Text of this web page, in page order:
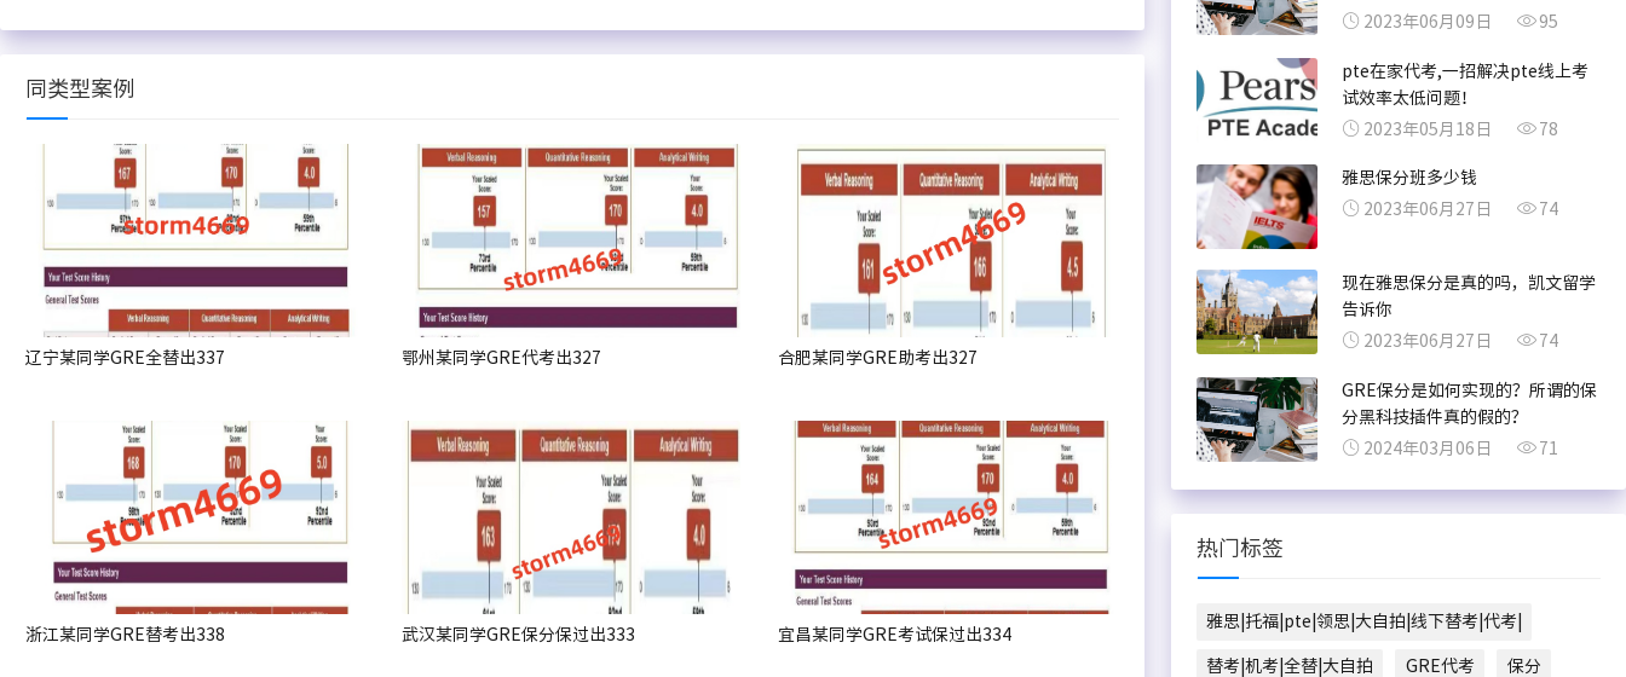
同类型案例
辽宁某同学GRE全替出337 鄂州某同学GRE代考出327 合肥某同学GRE助考出327
浙江某同学GRE替考出338 武汉某同学GRE保分保过出333 宜昌某同学GRE考试保过出334
2023年06月09日
95
pte在家代考,一招解决pte线上考
试效率太低问题！
2023年05月18日
78
雅思保分班多少钱
2023年06月27日
74
现在雅思保分是真的吗，凯文留学
告诉你
2023年06月27日
74
GRE保分是如何实现的？所谓的保
分黑科技插件真的假的？
2024年03月06日
71
热门标签
雅思|托福|pte|领思|大自拍|线下替考|代考|
替考|机考|全替|大自拍 GRE代考 保分